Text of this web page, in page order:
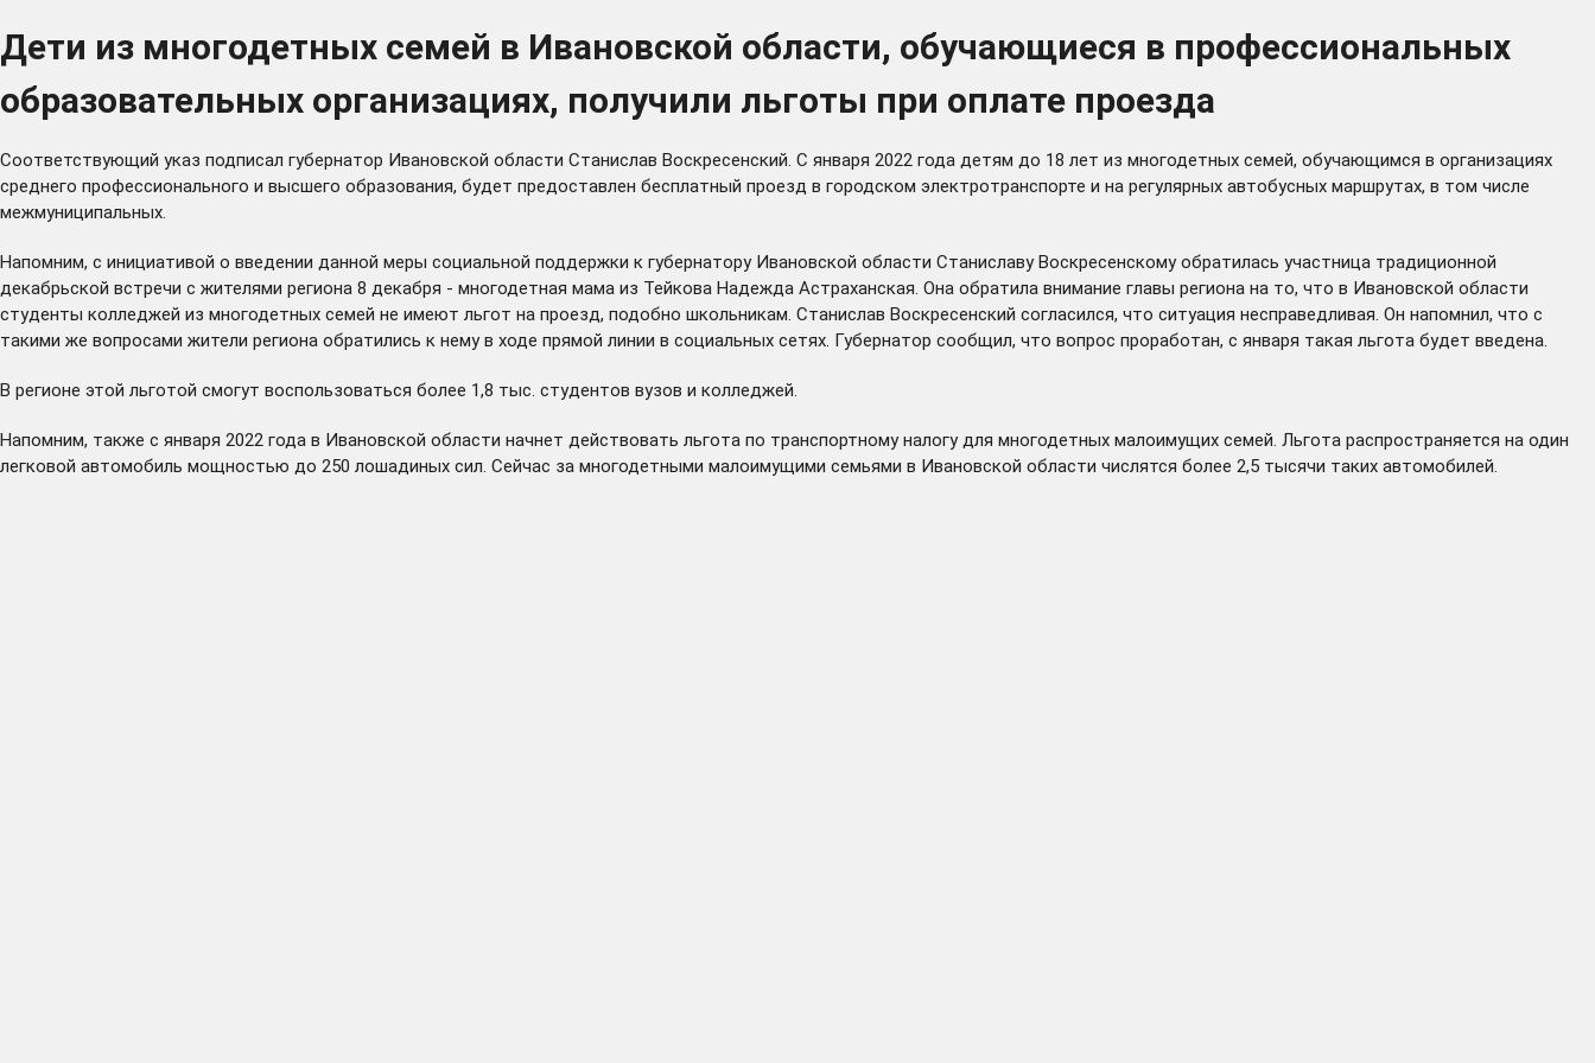
Дети из многодетных семей в Ивановской области, обучающиеся в профессиональных
образовательных организациях, получили льготы при оплате проезда
Соответствующий указ подписал губернатор Ивановской области Станислав Воскресенский. С января 2022 года детям до 18 лет из многодетных семей, обучающимся в организациях
среднего профессионального и высшего образования, будет предоставлен бесплатный проезд в городском электротранспорте и на регулярных автобусных маршрутах, в том числе
межмуниципальных.
Напомним, с инициативой о введении данной меры социальной поддержки к губернатору Ивановской области Станиславу Воскресенскомуобратилась участница традиционной
декабрьской встречи с жителями региона 8 декабря - многодетная мама из Тейкова Надежда Астраханская. Она обратила внимание главы региона на то, что в Ивановской области
студенты колледжей из многодетных семей не имеют льгот на проезд, подобно школьникам. Станислав Воскресенский согласился, что ситуация несправедливая. Он напомнил, что с
такими же вопросами жители региона обратились к нему в ходе прямой линии в социальных сетях. Губернатор сообщил, что вопрос проработан, с января такая льгота будет введена.
В регионе этой льготой смогут воспользоваться более 1,8 тыс. студентов вузов и колледжей.
Напомним, также с января 2022 года в Ивановской области начнет действовать льгота по транспортному налогу для многодетных малоимущих семей. Льгота распространяется на один
легковой автомобиль мощностью до 250 лошадиных сил. Сейчас за многодетными малоимущими семьями в Ивановской области числятся более 2,5 тысячи таких автомобилей.